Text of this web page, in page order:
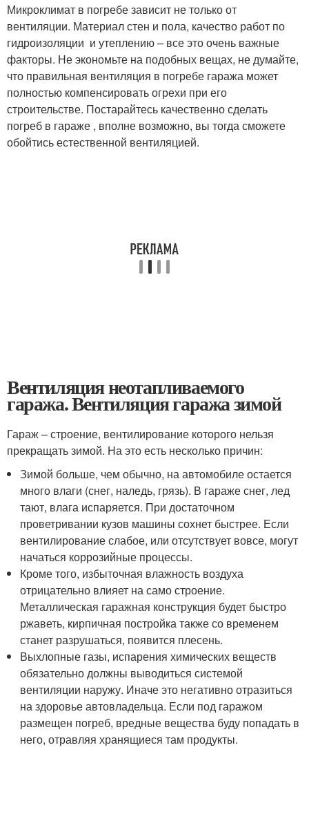
Микроклимат в погребе зависит не только от
вентиляции. Материал стен и пола, качество работ по
гидроизоляции и утеплению – все это очень важные
факторы. Не экономьте на подобных вещах, не думайте,
что правильная вентиляция в погребе гаража может
полностью компенсировать огрехи при его
строительстве. Постарайтесь качественно сделать
погреб в гараже , вполне возможно, вы тогда сможете
обойтись естественной вентиляцией.
Вентиляция неотапливаемого
гаража. Вентиляция гаража зимой
Гараж – строение, вентилирование которого нельзя
прекращать зимой. На это есть несколько причин:
Зимой больше, чем обычно, на автомобиле остается
много влаги (снег, наледь, грязь). В гараже снег, лед
тают, влага испаряется. При достаточном
проветривании кузов машины сохнет быстрее. Если
вентилирование слабое, или отсутствует вовсе, могут
начаться коррозийные процессы.
Кроме того, избыточная влажность воздуха
отрицательно влияет на само строение.
Металлическая гаражная конструкция будет быстро
ржаветь, кирпичная постройка также со временем
станет разрушаться, появится плесень.
Выхлопные газы, испарения химических веществ
обязательно должны выводиться системой
вентиляции наружу. Иначе это негативно отразиться
на здоровье автовладельца. Если под гаражом
размещен погреб, вредные вещества буду попадать в
него, отравляя хранящиеся там продукты.